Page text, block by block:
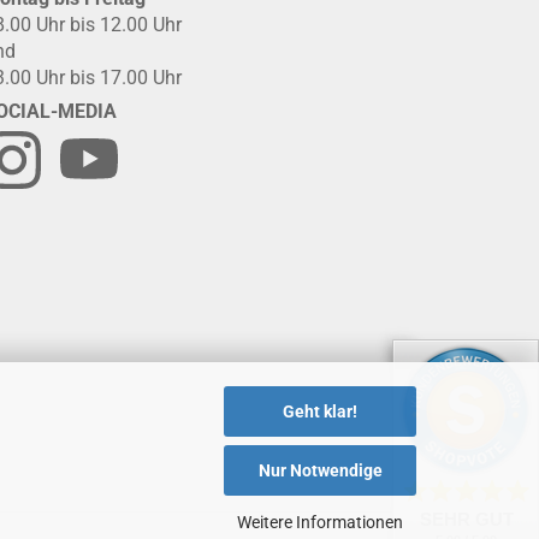
Geht klar!
Nur Notwendige
Weitere Informationen
Uhr bis 12.00 Uhr
Uhr bis 17.00 Uhr
MEDIA